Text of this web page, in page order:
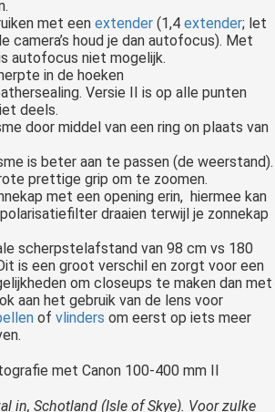
met een extender (1,4extender; let
camera’s houd je dan autofocus). Met
autofocus niet mogelijk.
in de hoeken
Versie II is op alle punten
deels.
door middel van een ring on plaats van
is beter aan te passen (de weerstand).
prettige grip om te zoomen.
met een opening erin, hiermee kan
polarisatiefilter draaien terwijl je zonnekap
scherpstelafstand van 98 cm vs 180
is een groot verschil en zorgt voor een
om closeups te maken dan met
aan het gebruik van de lens voor
of vlinders om eerst op iets meer
in, Schotland (Isle of Skye). Voor zulke